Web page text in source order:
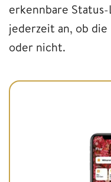
erkennbare
jederzeit an, ob
oder nicht.